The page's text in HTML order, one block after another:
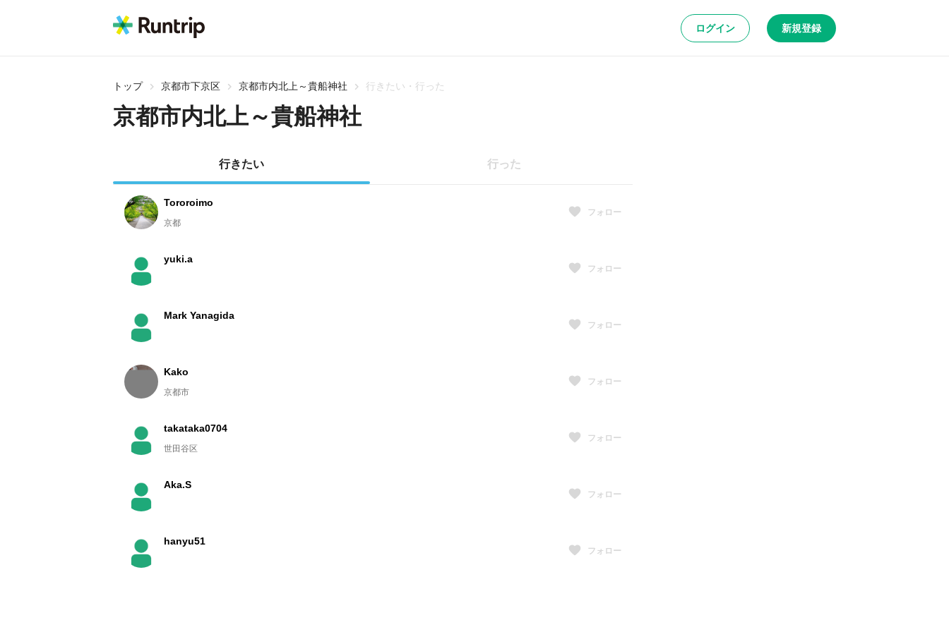
ログイン 新規登録
トップ 京都市下京区 京都市内北上～貴船神社 行きたい・行った
京都市内北上～貴船神社
行きたい 行った
Tororoimo
京都
フォロー
yuki.a
フォロー
Mark Yanagida
フォロー
Kako
京都市
フォロー
takataka0704
世田谷区
フォロー
Aka.S
フォロー
hanyu51
フォロー